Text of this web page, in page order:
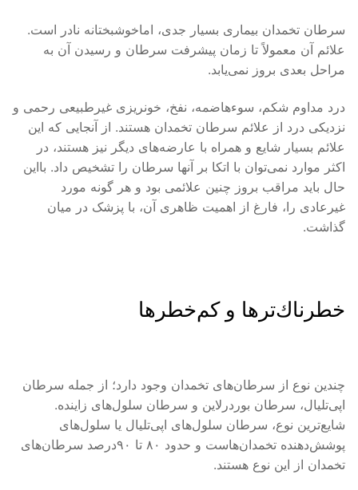
سرطان تخمدان بیماری بسیار جدی، اماخوشبختانه نادر است.
علائم آن معمولاً تا زمان پیشرفت سرطان و رسیدن آن به
مراحل بعدی بروز نمی‌یابد.
درد مداوم شکم، سوءهاضمه، نفخ، خونریزی غیرطبیعی رحمی و
نزدیکی درد از علائم سرطان تخمدان هستند. از آنجایی که این
علائم بسیار شایع و همراه با عارضه‌های دیگر نیز هستند، در
اکثر موارد نمی‌توان با اتکا بر آنها سرطان را تشخیص داد. بااین
حال باید مراقب بروز چنین علائمی بود و هر گونه مورد
غیرعادی را، فارغ از اهمیت ظاهری آن، با پزشک در میان
گذاشت.
خطرناك‌ترها و كم‌خطرها
چندین نوع از سرطان‌های تخمدان وجود دارد؛ از جمله سرطان
اپی‌تلیال، سرطان بوردرلاین و سرطان سلول‌های زاینده.
شایع‌ترین نوع، سرطان سلول‌های اپی‌تلیال یا سلول‌های
پوشش‌دهنده تخمدان‌هاست و حدود ۸۰ تا ۹۰درصد سرطان‌های
تخمدان از این نوع هستند.